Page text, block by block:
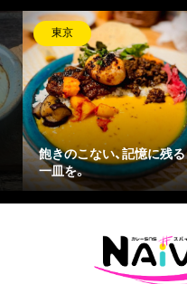
東京
飽きのこない、記憶に残る
一皿を。